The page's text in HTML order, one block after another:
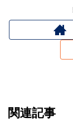
関連記事